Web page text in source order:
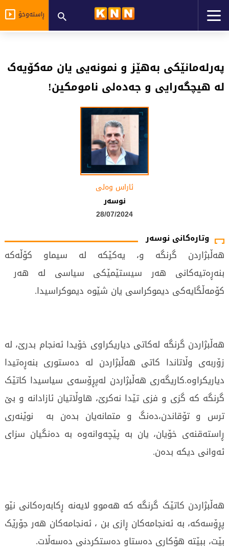
ڕاستەوخۆ
پەرلەمانێکی بەهێز و نمونەیی یان مەکۆیەک
لە هیچگەرایی و جەدەلی نامومکین!
ئاراس وه‌لی
نوسەر
28/07/2024
وتارەکانی نوسەر
هەڵبژاردن گرنگه و، یەکێکە لە سیماو کۆڵەکە
بنەڕەتیەکانی هەر سیستێمێکی سیاسی لە هەر
کۆمەڵگایەکی دیموکراسی یان شێوە دیموکراسیدا.
هەڵبژاردن گرنگە لەکاتی دیاریکراوی خۆیدا ئەنجام بدرێ، لە
زۆربەی وڵاتاندا کاتی هەڵبژاردن لە دەستوری بنەڕەتیدا
دیاریکراوە.کاریگەری هەڵبژاردن لەپڕۆسەی سیاسیدا کاتێک
گرنگە کە گزی و فزی تێدا نەکرێ، هاوڵاتیان ئازادانە و بێ
ترس و تۆقاندن،دەنگ و متمانەیان بدەن بە نوێنەری
ڕاستەقنەی خۆیان، یان بە پێچەوانەوە بە دەنگیان سزای
ئەوانی دیکە بدەن.
هەڵبژاردن کاتێک گرنگە کە هەموو لایەنە ڕکابەرەکانی نێو
پڕۆسەکە، بە ئەنجامەکان ڕازی بن ، ئەنجامەکان هەر جۆرێک
بێت، ببێتە هۆکاری دەستاو دەستکردنی دەسەڵات.